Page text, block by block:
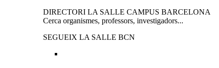
DIRECTORI LA SALLE CAMPUS BARCELONA
Cerca organismes, professors, investigadors...
SEGUEIX LA SALLE BCN